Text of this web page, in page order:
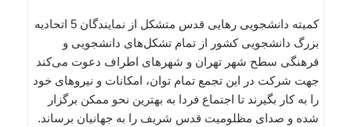
کمیته دانشجویی رهایی قدس متشکل از نمایندگان 5 اتحادیه
بزرگ دانشجویی کشور از تمام تشکل‌های دانشجویی و
فرهنگی سطح شهر تهران و شهرهای اطراف دعوت می‌کند
جهت شرکت در این تجمع تمام توان، امکانات و نیروهای خود
را به کار بگیرند تا اجتماع فردا به بهترین نحو ممکن برگزار
شده و صدای مظلومیت قدس شریف را به جهانیان برساند.